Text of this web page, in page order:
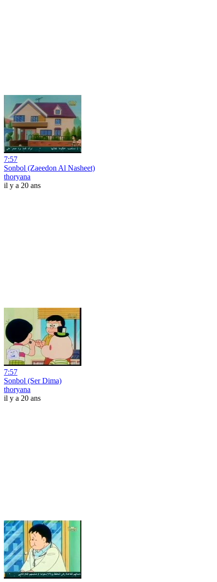
7:57
Sonbol (Zaeedon Al Nasheet)
thoryana
il y a 20 ans
7:57
Sonbol (Ser Dima)
thoryana
il y a 20 ans